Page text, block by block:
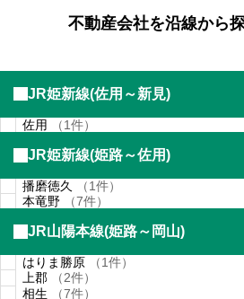
不動産会社を沿線から
JR姫新線(佐用～新見)
佐用 （1件）
JR姫新線(姫路～佐用)
播磨徳久
（1件）
本竜野
（7件）
JR山陽本線(姫路～岡山)
はりま勝原
（1件）
上郡
（2件）
相生
（7件）